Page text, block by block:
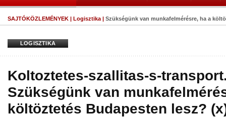
SAJTÓKÖZLEMÉNYEK | Logisztika | Szükségünk van munkafelmérésre, ha a
LOGISZTIKA
Koltoztetes-szallitas-s-
Szükségünk van
költöztetés Budapesten lesz?